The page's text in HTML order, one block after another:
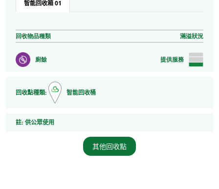
智能回收箱 01
回收物品種類 滿溢狀況
廚餘 提供服務
回收點種類: 智能回收桶
註: 註
供公眾使用
其他回收點